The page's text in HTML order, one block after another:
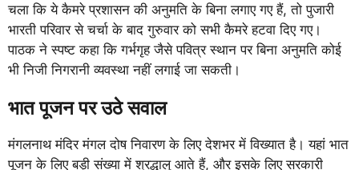
चला कि ये कैमरे प्रशासन की अनुमति के बिना लगाए गए हैं, तो पुजारी
भारती परिवार से चर्चा के बाद गुरुवार को सभी कैमरे हटवा दिए गए।
पाठक ने स्पष्ट कहा कि गर्भगृह जैसे पवित्र स्थान पर बिना अनुमति कोई
भी निजी निगरानी व्यवस्था नहीं लगाई जा सकती।
भात पूजन पर उठे सवाल
मंगलनाथ मंदिर मंगल दोष निवारण के लिए देशभर में विख्यात है। यहां भात
पूजन के लिए बड़ी संख्या में श्रद्धालु आते हैं, और इसके लिए सरकारी